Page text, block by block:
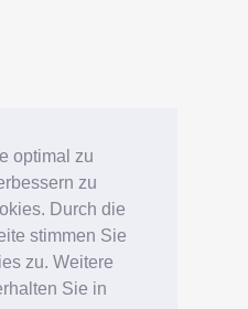
optimal zu
zu
Durch die
stimmen Sie
zu. Weitere
Sie in